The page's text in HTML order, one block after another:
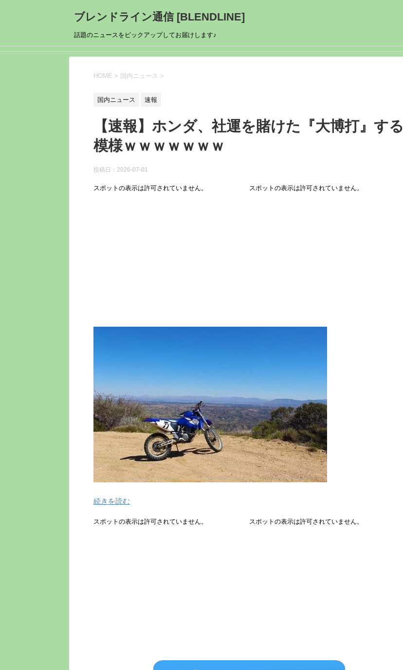
ブレンドライン通信 [BLENDLINE]
話題のニュースをピックアップしてお届けします♪
HOME > 国内ニュース >
国内ニュース 速報
【速報】ホンダ、社運を賭けた『大博打』する
模様ｗｗｗｗｗｗｗ
投稿日： 2026-07-01
続きを読む